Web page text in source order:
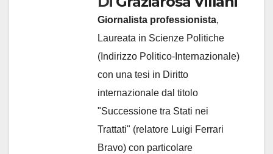
Giornalista professionista,
Laureata in Scienze Politiche
(Indirizzo Politico-Internazionale)
con una tesi in Diritto
internazionale dal titolo
"Successione tra Stati nei
Trattati" (relatore Luigi Ferrari
Bravo) con particolare